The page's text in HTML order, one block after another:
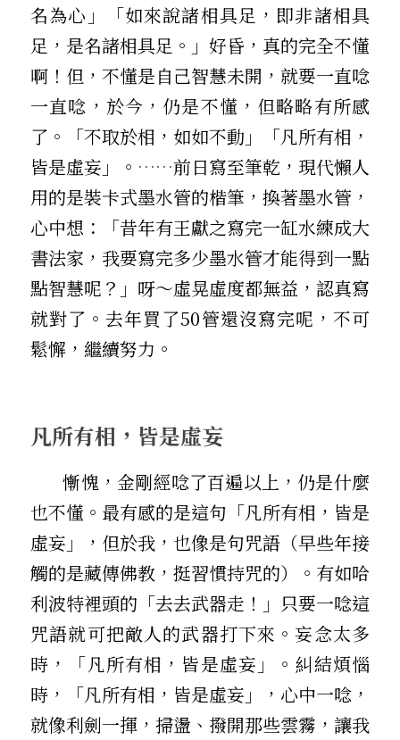
名為心」「如來說諸相具足，即非諸相具
足，是名諸相具足。」好昏，真的完全不懂
啊！但，不懂是自己智慧未開，就要一直唸
一直唸，於今，仍是不懂，但略略有所感
了。「不取於相，如如不動」「凡所有相，
皆是虛妄」。 ……前日寫至筆乾，現代懶人
用的是裝卡式墨水管的楷筆，換著墨水管，
心中想：「昔年有王獻之寫完一缸水練成大
書法家，我要寫完多少墨水管才能得到一點
點智慧呢？」呀～虛晃虛度都無益，認真寫
就對了。去年買了50管還沒寫完呢，不可
鬆懈，繼續努力。
凡所有相，皆是虛妄
       慚愧，金剛經唸了百遍以上，仍是什麼
也不懂。最有感的是這句「凡所有相，皆是
虛妄」，但於我，也像是句咒語（早些年接
觸的是藏傳佛教，挺習慣持咒的）。有如哈
利波特裡頭的「去去武器走！」只要一唸這
咒語就可把敵人的武器打下來。妄念太多
時，「凡所有相，皆是虛妄」。糾結煩惱
時，「凡所有相，皆是虛妄」，心中一唸，
就像利劍一揮，掃盪、撥開那些雲霧，讓我